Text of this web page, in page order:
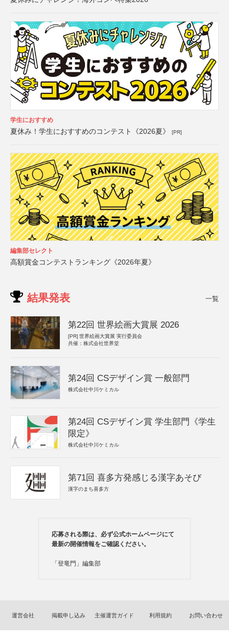
学生におすすめ
夏休み！学生におすすめのコンテスト《2026夏》 [PR]
編集部セレクト
高額賞金コンテストランキング《2026年夏》
結果発表 一覧
第22回 世界絵画大賞展 2026
[PR] 世界絵画大賞展 実行委員会
共催：株式会社世界堂
第24回 CSデザイン賞 一般部門
株式会社中川ケミカル
第24回 CSデザイン賞 学生部門《学生
限定》
株式会社中川ケミカル
第71回 喜多方発感じる漢字あそび
漢字のまち喜多方
応募される際は、必ず公式ホームページにて
最新の開催情報をご確認ください。
「登竜門」編集部
運営会社 掲載申し込み 主催運営ガイド 利用規約 お問い合わせ